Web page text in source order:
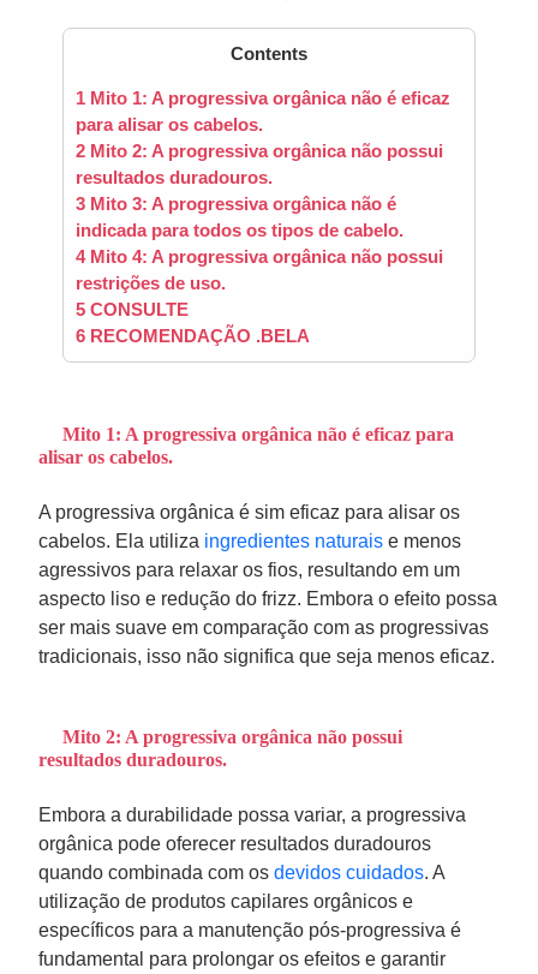
Contents
1 Mito 1: A progressiva orgânica não é eficaz
para alisar os cabelos.
2 Mito 2: A progressiva orgânica não possui
resultados duradouros.
3 Mito 3: A progressiva orgânica não é
indicada para todos os tipos de cabelo.
4Mito 4: A progressiva orgânica não possui
restrições de uso.
5 CONSULTE
6 RECOMENDAÇÃO .BELA
Mito 1: A progressiva orgânica não é eficaz para
alisar os cabelos.
A progressiva orgânica é sim eficaz para alisar os
cabelos. Ela utiliza ingredientes naturais e menos
agressivos para relaxar os fios, resultando em um
aspecto liso e redução do frizz. Embora o efeito possa
ser mais suave em comparação com as progressivas
tradicionais, isso não significa que seja menos eficaz.
Mito 2: A progressiva orgânica não possui
resultados duradouros.
Embora a durabilidade possa variar, a progressiva
orgânica pode oferecer resultados duradouros
quando combinada com os devidos cuidados. A
utilização de produtos capilares orgânicos e
específicos para a manutenção pós-progressiva é
fundamental para prolongar os efeitos e garantir